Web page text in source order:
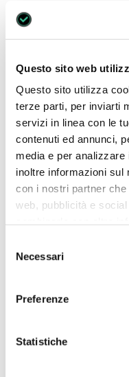
Questo sito web
Questo sito utilizza
terze parti, per inviarti
servizi in linea con le
contenuti ed annunci,
media e per
inoltre informazioni sul
con i nostri partner
web, pubblicità e
la nostracookie policy
spuntando le singole
cookie. Cliccando su
delNecessari
Preferenze
Statistiche